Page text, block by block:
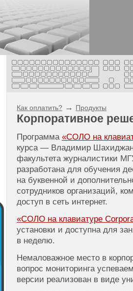
Как оплатить? → Продукты
Корпоративное
Программа «СОЛО на
курса — Владимир
факультета журналистики
разработана для обучения
на буквенной и
сотрудников организаций,
доступ в сеть интернет.
«СОЛО на клавиатуре
установки и доступна для
в неделю.
Немаловажное место в
вопрос мониторинга
версии реализован в виде